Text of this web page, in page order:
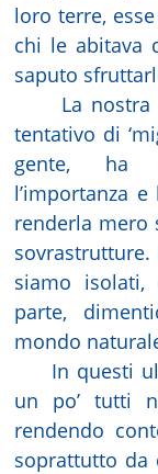
loro terre,
chi le abitava
saputo
La
tentativo di
gente, ha
l’importanza
renderla mero
siamo isolati,
parte,
mondo
In questi
un po’ tutti
rendendo
soprattutto da